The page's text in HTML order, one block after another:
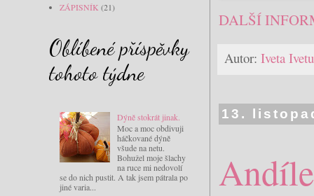
DALŠÍ
Autor: Iveta
13.
ZÁPISNÍK (21)
Oblíbené příspěvky
tohoto týdne
Dýně stokrát jinak.
Moc a moc obdivuji
háčkované dýně
všude na netu.
Bohužel moje šlachy
na ruce mi nedovolí
se do nich pustit. A tak jsem pátrala po
jiné varia...